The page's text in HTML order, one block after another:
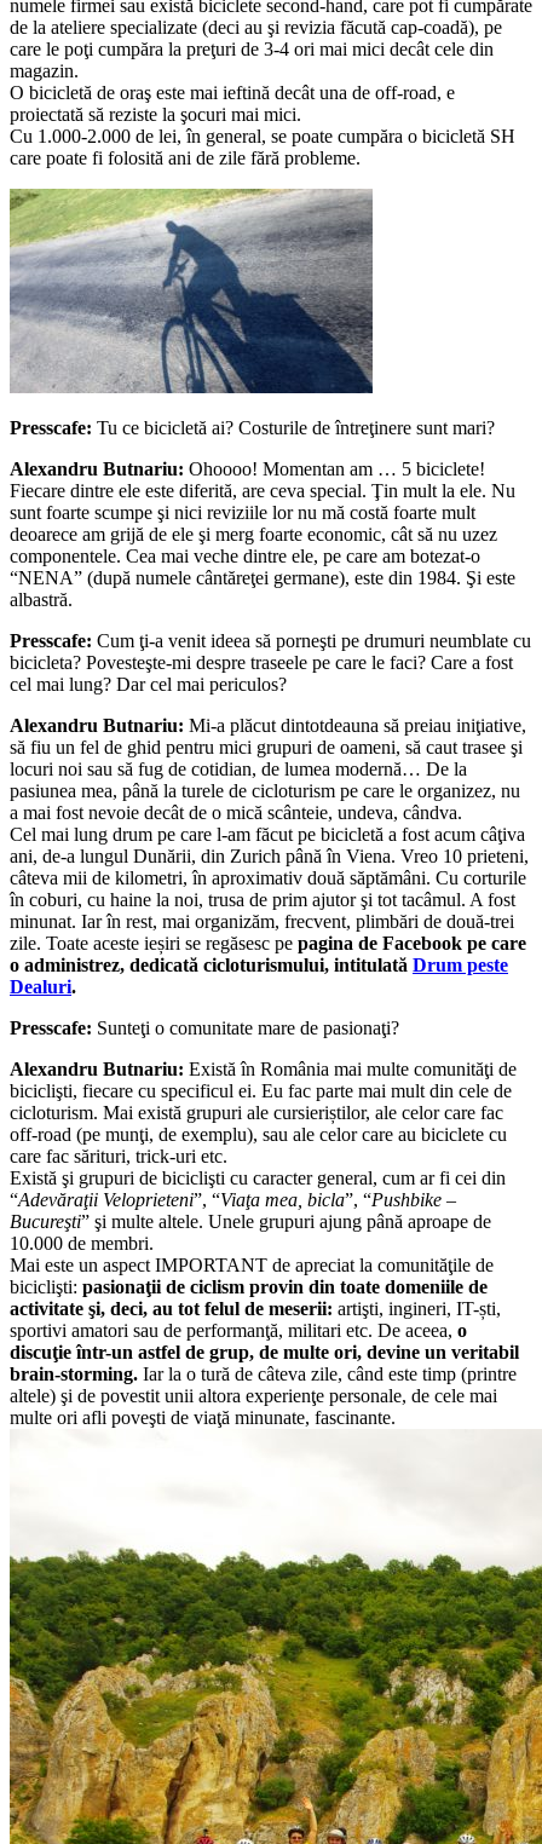
numele firmei sau există biciclete second-hand, care pot fi cumpărate
de la ateliere specializate (deci au şi revizia făcută cap-coadă), pe
care le poţi cumpăra la preţuri de 3-4 ori mai mici decât cele din
magazin.
O bicicletă de oraş este mai ieftină decât una de off-road, e
proiectată să reziste la şocuri mai mici.
Cu 1.000-2.000 de lei, în general, se poate cumpăra o bicicletă SH
care poate fi folosită ani de zile fără probleme.
Presscafe: Tu ce bicicletă ai? Costurile de întreţinere sunt mari?
Alexandru Butnariu: Ohoooo! Momentan am … 5 biciclete!
Fiecare dintre ele este diferită, are ceva special. Ţin mult la ele. Nu
sunt foarte scumpe şi nici reviziile lor nu mă costă foarte mult
deoarece am grijă de ele şi merg foarte economic, cât să nu uzez
componentele. Cea mai veche dintre ele, pe care am botezat-o
“NENA” (după numele cântăreţei germane), este din 1984. Şi este
albastră.
Presscafe: Cum ţi-a venit ideea să porneşti pe drumuri neumblate cu
bicicleta? Povesteşte-mi despre traseele pe care le faci? Care a fost
cel mai lung? Dar cel mai periculos?
Alexandru Butnariu: Mi-a plăcut dintotdeauna să preiau iniţiative,
să fiu un fel de ghid pentru mici grupuri de oameni, să caut trasee şi
locuri noi sau să fug de cotidian, de lumea modernă… De la
pasiunea mea, până la turele de cicloturism pe care le organizez, nu
a mai fost nevoie decât de o mică scânteie, undeva, cândva.
Cel mai lung drum pe care l-am făcut pe bicicletă a fost acum câţiva
ani, de-a lungul Dunării, din Zurich până în Viena. Vreo 10 prieteni,
câteva mii de kilometri, în aproximativ două săptămâni. Cu corturile
în coburi, cu haine la noi, trusa de prim ajutor şi tot tacâmul. A fost
minunat. Iar în rest, mai organizăm, frecvent, plimbări de două-trei
zile. Toate aceste ieșiri se regăsesc pe pagina de Facebook pe care
o administrez, dedicată cicloturismului, intitulată Drum peste
Dealuri.
Presscafe: Sunteţi o comunitate mare de pasionaţi?
Alexandru Butnariu: Există în România mai multe comunităţi de
biciclişti, fiecare cu specificul ei. Eu fac parte mai mult din cele de
cicloturism. Mai există grupuri ale cursieriștilor, ale celor care fac
off-road (pe munţi, de exemplu), sau ale celor care au biciclete cu
care fac sărituri, trick-uri etc.
Există şi grupuri de biciclişti cu caracter general, cum ar fi cei din
“Adevăraţii Veloprieteni”, “Viaţa mea, bicla”, “Pushbike –
Bucureşti” şi multe altele. Unele grupuri ajung până aproape de
10.000 de membri.
Mai este un aspect IMPORTANT de apreciat la comunităţile de
biciclişti: pasionaţii de ciclism provin din toate domeniile de
activitate şi, deci, au tot felul de meserii: artişti, ingineri, IT-ști,
sportivi amatori sau de performanţă, militari etc. De aceea, o
discuţie într-un astfel de grup, de multe ori, devine un veritabil
brain-storming. Iar la o tură de câteva zile, când este timp (printre
altele) şi de povestit unii altora experienţe personale, de cele mai
multe ori afli poveşti de viaţă minunate, fascinante.